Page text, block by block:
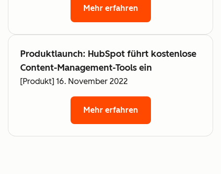
Mehr erfahren
Produktlaunch: HubSpot führt kostenlose
Content-Management-Tools ein
[Produkt] 16. November 2022
Mehr erfahren